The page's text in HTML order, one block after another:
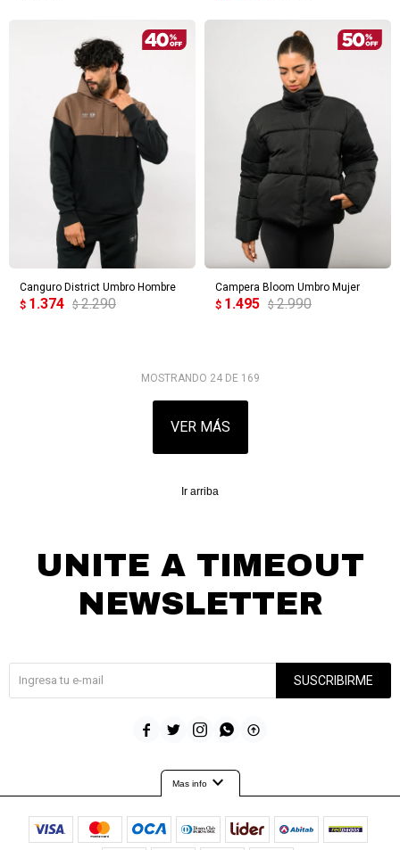
Canguro District Umbro Hombre
$ 1.374 $ 2.290
Campera Bloom Umbro Mujer
$ 1.495 $ 2.990
MOSTRANDO 24DE 169
VER MÁS
Ir arriba
UNITE A TIMEOUT
NEWSLETTER
SUSCRIBIRME
    
Mas infoexpand_more